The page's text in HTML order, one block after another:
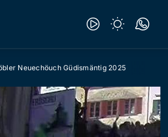
Neuechöuch Güdismäntig 2025